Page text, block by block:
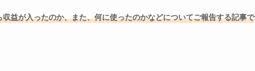
益が入ったのか、また、何に使ったのかなどについてご報告する記事で